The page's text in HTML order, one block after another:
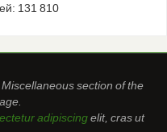
131 810
section of the
adipiscingelit, cras ut